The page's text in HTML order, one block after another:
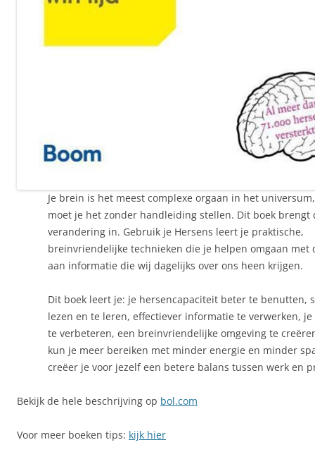
Je brein is het meest complexe orgaan in het
moet je het zonder handleiding stellen. Dit boek brengt
verandering in. Gebruik je Hersens leert je praktische,
breinvriendelijke technieken die je helpen omgaan met
aan informatie die wij dagelijks over ons heen krijgen.
Dit boek leert je: je hersencapaciteit beter te benutten,
lezen en te leren, effectiever informatie te verwerken, je
te verbeteren, een breinvriendelijke omgeving te
kun je meer bereiken met minder energie en minder
creëer je voor jezelf een betere balans tussen werk en
Bekijk de hele beschrijving op bol.com
Voor meer boeken tips: kijk hier